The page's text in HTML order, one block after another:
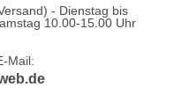
- Dienstag bis
10.00-15.00 Uhr
Mail: